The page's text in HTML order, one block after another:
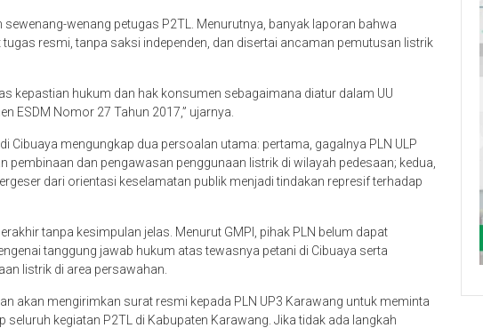
wenang petugas P2TL. Menurutnya, banyak laporan bahwa
resmi, tanpa saksi independen, dan disertai ancaman pemutusan listrik
kepastian hukum dan hak konsumen sebagaimana diatur dalam UU
ESDM Nomor 27 Tahun 2017,” ujarnya.
Cibuaya mengungkap dua persoalan utama: pertama, gagalnya PLN ULP
pembinaan dan pengawasan penggunaan listrik di wilayah pedesaan; kedua,
dari orientasi keselamatan publik menjadi tindakan represif terhadap
tanpa kesimpulan jelas. Menurut GMPI, pihak PLN belum dapat
tanggung jawab hukum atas tewasnya petani di Cibuaya serta
listrik di area persawahan.
akan mengirimkan surat resmi kepada PLN UP3 Karawang untuk meminta
seluruh kegiatan P2TL di Kabupaten Karawang. Jika tidak ada langkah